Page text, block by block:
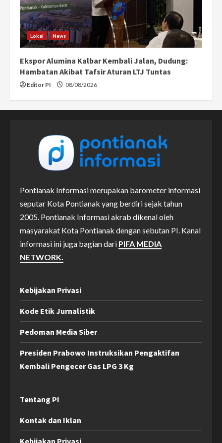
Lokal News
Ekspor Alumina Kalbar Kembali Jalan, Dudung:
Hambatan Akibat Tafsir Aturan LTJ Tuntas
Editor PI 08/08/2026
Pontianak Informasi merupakan barometer informasi
seputar Kota Pontianak yang berdiri sejak tahun
2005. Pontianak Informasi akrab dikenal oleh
masyarakat Kota Pontianak dengan sebutan PI. Kanal
informasi ini juga bagian dari PIFA MEDIA
NETWORK.
Kebijakan Privasi
Kode Etik Jurnalistik
Pedoman Media Siber
Presiden Prabowo Instruksikan Pengaktifan
Kembali Pengecer Gas LPG 3 Kg
Tentang PI
Kontak dan Iklan